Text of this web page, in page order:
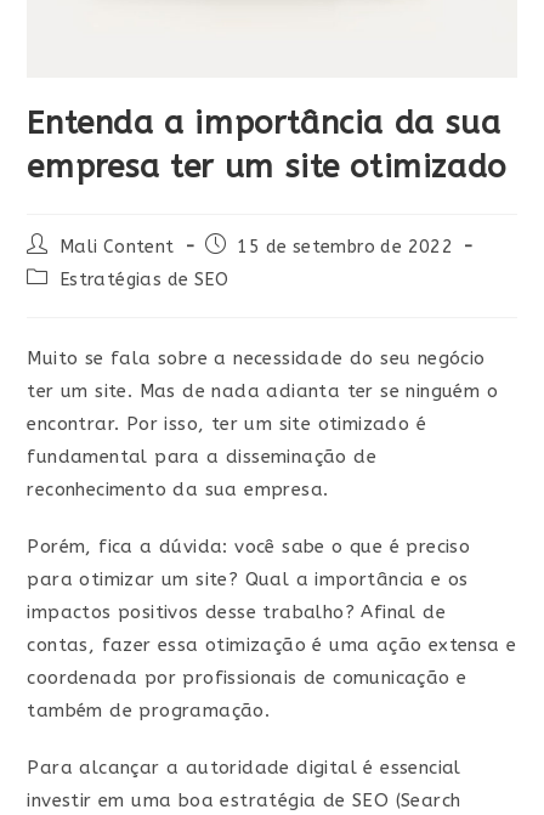
Entenda a importância da sua
empresa ter um site otimizado
Mali Content
15 de setembro de 2022
Estratégias de SEO
Muito se fala sobre a necessidade do seu negócio
ter um site. Mas de nada adianta ter se ninguém o
encontrar. Por isso, ter um site otimizado é
fundamental para a disseminação de
reconhecimento da sua empresa.
Porém, fica a dúvida: você sabe o que é preciso
para otimizar um site? Qual a importância e os
impactos positivos desse trabalho? Afinal de
contas, fazer essa otimização é uma ação extensa e
coordenada por profissionais de comunicação e
também de programação.
Para alcançar a autoridade digital é essencial
investir em uma boa estratégia de SEO (Search